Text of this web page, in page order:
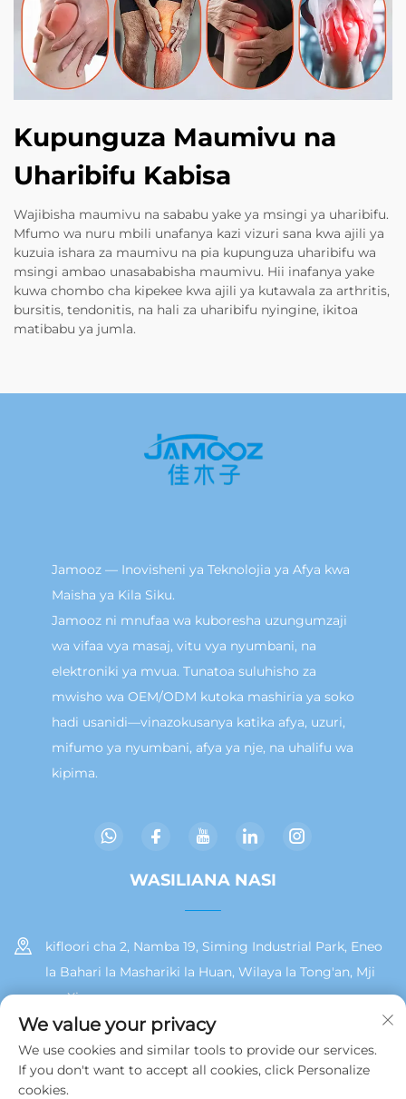
Kupunguza Maumivu na
Uharibifu Kabisa
Wajibisha maumivu na sababu yake ya msingi ya uharibifu.
Mfumo wa nuru mbili unafanya kazi vizuri sana kwa ajili ya
kuzuia ishara za maumivu na pia kupunguza uharibifu wa
msingi ambao unasababisha maumivu. Hii inafanya yake
kuwa chombo cha kipekee kwa ajili ya kutawala za arthritis,
bursitis, tendonitis, na hali za uharibifu nyingine, ikitoa
matibabu ya jumla.
Jamooz — Inovisheni ya Teknolojia ya Afya kwa
Maisha ya Kila Siku.
Jamooz ni mnufaa wa kuboresha uzungumzaji
wa vifaa vya masaj, vitu vya nyumbani, na
elektroniki ya mvua. Tunatoa suluhisho za
mwisho wa OEM/ODM kutoka mashiria ya soko
hadi usanidi—vinazokusanya katika afya, uzuri,
mifumo ya nyumbani, afya ya nje, na uhalifu wa
kipima.
WASILIANA NASI
kifloori cha 2, Namba 19, Siming Industrial Park, Eneo
la Bahari la Mashariki la Huan, Wilaya la Tong'an, Mji
wa Xiamen
+86 13215929911
[email protected]
We value your privacy
We use cookies and similar tools to provide our services.
If you don't want to accept all cookies, click Personalize
cookies.